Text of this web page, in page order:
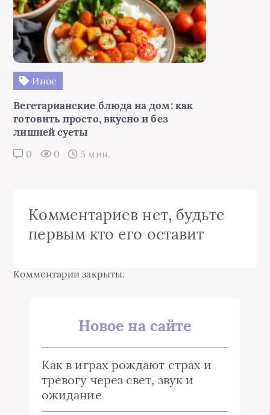
Иное
Вегетарианские блюда на дом: как
готовить просто, вкусно и без
лишней суеты
0 0 5 мин.
Комментариев нет, будьте
первым кто его оставит
Комментарии закрыты.
Новое на сайте
Как в играх рождают страх и
тревогу через свет, звук и
ожидание